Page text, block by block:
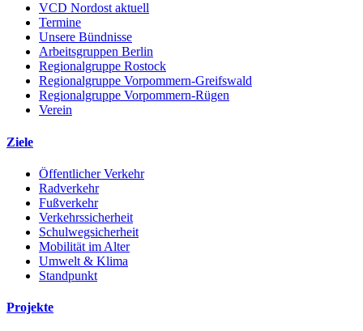
VCD Nordost aktuell
Termine
Unsere Bündnisse
Arbeitsgruppen Berlin
Regionalgruppe Rostock
Regionalgruppe Vorpommern-Greifswald
Regionalgruppe Vorpommern-Rügen
Verein
Ziele
Öffentlicher Verkehr
Radverkehr
Fußverkehr
Verkehrssicherheit
Schulwegsicherheit
Mobilität im Alter
Umwelt & Klima
Standpunkt
Projekte